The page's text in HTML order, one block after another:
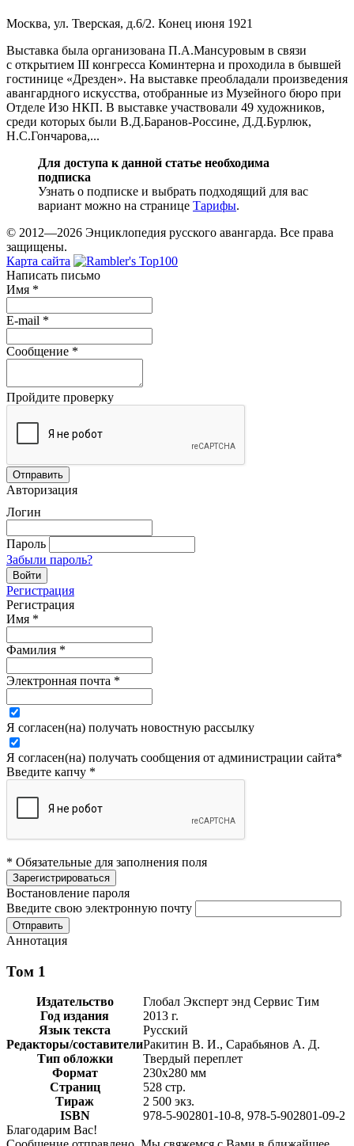
Москва, ул. Тверская, д.6/2. Конец июня 1921
Выставка была организована П.А.Мансуровым в связи
с открытием III конгресса Коминтерна и проходила в бывшей
гостинице «Дрезден». На выставке преобладали произведения
авангардного искусства, отобранные из Музейного бюро при
Отделе Изо НКП. В выставке участвовали 49 художников,
среди которых были В.Д.Баранов-Россине, Д.Д.Бурлюк,
Н.С.Гончарова,...
Для доступа к данной статье необходима
подписка
Узнать о подписке и выбрать подходящий для вас
вариант можно на странице Тарифы.
© 2012—2026 Энциклопедия русского авангарда. Все права
защищены.
Карта сайта
Написать письмо
Имя *
E-mail *
Сообщение *
Пройдите проверку
Авторизация
Логин
Пароль
Забыли пароль?
Регистрация
Регистрация
Имя *
Фамилия *
Электронная почта *
Я согласен(на) получать новостную рассылку
Я согласен(на) получать сообщения от администрации сайта*
Введите капчу *
* Обязательные для заполнения поля
Востановление пароля
Введите свою электронную почту
Аннотация
Том 1
Издательство
Глобал Эксперт энд Сервис Тим
Год издания
2013 г.
Язык текста
Русский
Редакторы/составителиРакитин В. И., Сарабьянов А. Д.
Тип обложки
Твердый переплет
Формат
230х280 мм
Страниц
528 стр.
Тираж
2 500 экз.
ISBN
978-5-902801-10-8, 978-5-902801-09-2
Благодарим Вас!